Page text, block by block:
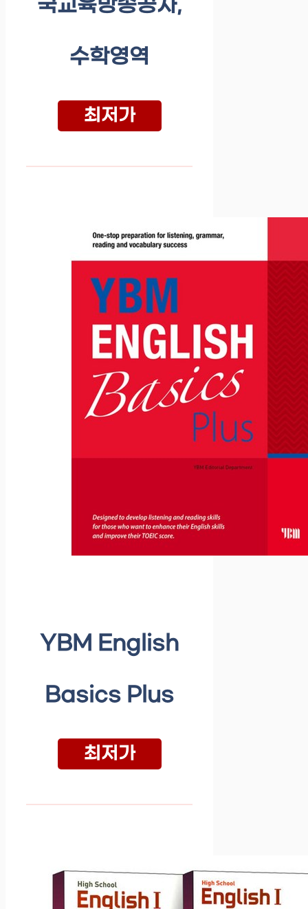
국교육방송공사,
수학영역
최저가
YBM English
Basics Plus
최저가